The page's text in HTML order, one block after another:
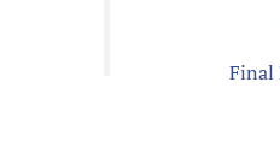
Final